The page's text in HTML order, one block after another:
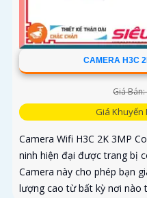
CAMERA H3C
Giá
Giá Khuyến
Camera Wifi H3C 2K 3MP
ninh hiện đại được trang bị
Camera này cho phép bạn
lượng cao từ bất kỳ nơi nào